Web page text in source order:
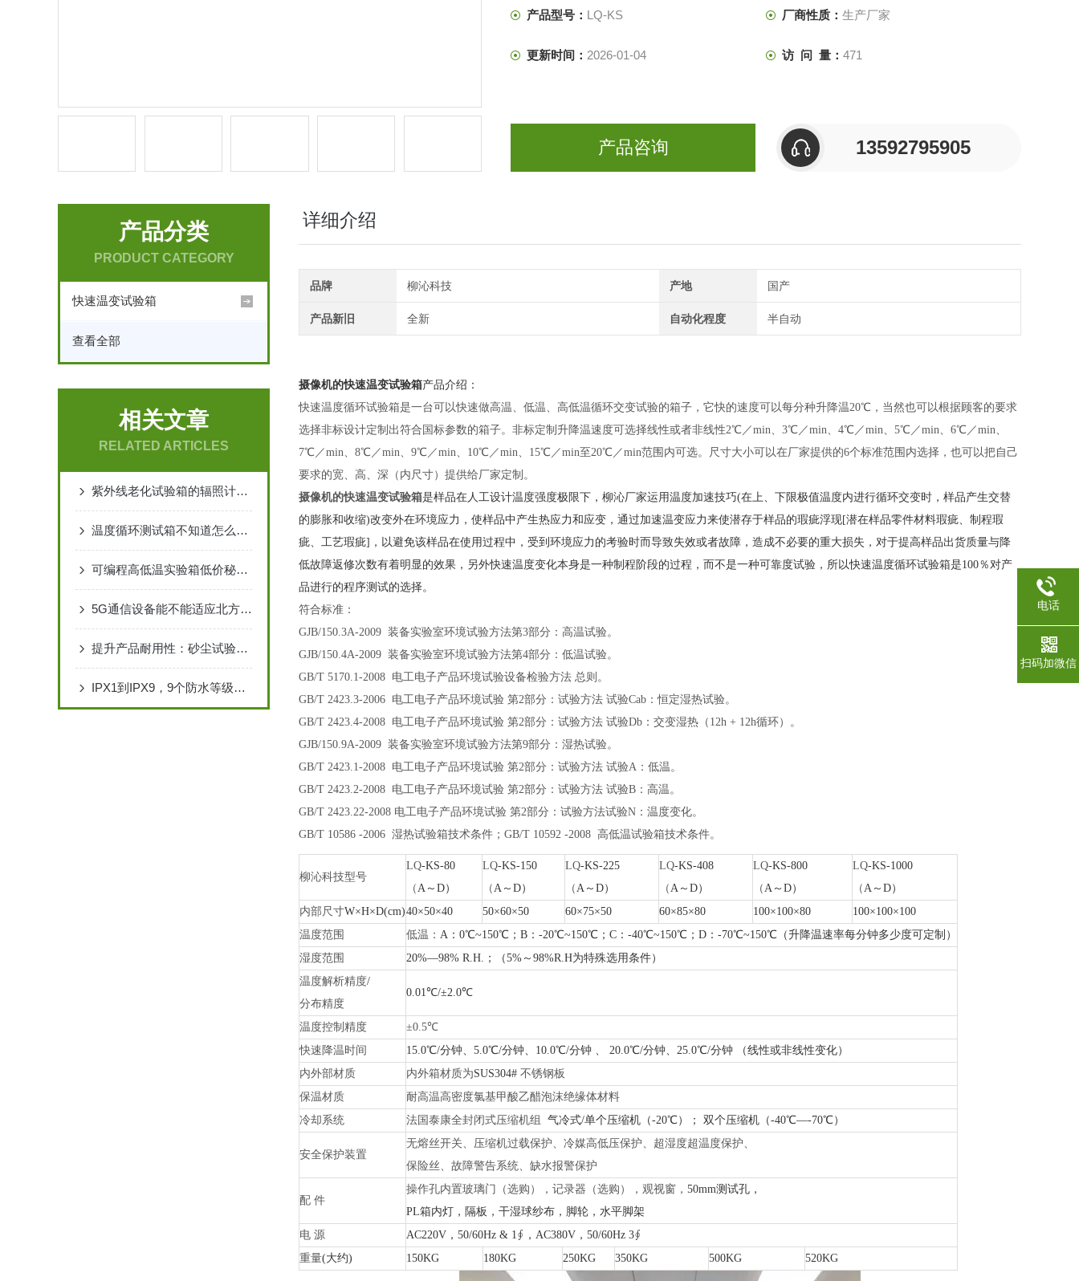
产品型号： LQ-KS 厂商性质： 生产厂家
更新时间： 2026-01-04 访 问 量： 471
产品咨询 13592795905
产品分类
PRODUCT CATEGORY
快速温变试验箱
查看全部
相关文章
RELATED ARTICLES
紫外线老化试验箱的辐照计作用
温度循环测试箱不知道怎么保养吗
可编程高低温实验箱低价秘密大公开
5G通信设备能不能适应北方冬天的温差？这台设备说了算
提升产品耐用性：砂尘试验箱在质量控制中的重要作用
IPX1到IPX9，9个防水等级，你的产品能过到第几级？
详细介绍
品牌 柳沁科技 产地 国产
产品新旧 全新 自动化程度 半自动
摄像机的快速温变试验箱产品介绍：
快速温度循环试验箱是一台可以快速做高温、低温、高低温循环交变试验的箱子，它快的速度可以每分种升降温20℃，当然也可以根据顾客的要求
选择非标设计定制出符合国标参数的箱子。非标定制升降温速度可选择线性或者非线性2℃／min、3℃／min、4℃／min、5℃／min、6℃／min、
7℃／min、8℃／min、9℃／min、10℃／min、15℃／min至20℃／min范围内可选。尺寸大小可以在厂家提供的6个标准范围内选择，也可以把自己
要求的宽、高、深（内尺寸）提供给厂家定制。
摄像机的快速温变试验箱是样品在人工设计温度强度极限下，柳沁厂家运用温度加速技巧(在上、下限极值温度内进行循环交变时，样品产生交替
的膨胀和收缩)改变外在环境应力，使样品中产生热应力和应变，通过加速温变应力来使潜存于样品的瑕疵浮现[潜在样品零件材料瑕疵、制程瑕
疵、工艺瑕疵]，以避免该样品在使用过程中，受到环境应力的考验时而导致失效或者故障，造成不必要的重大损失，对于提高样品出货质量与降
低故障返修次数有着明显的效果，另外快速温度变化本身是一种制程阶段的过程，而不是一种可靠度试验，所以快速温度循环试验箱是100％对产
品进行的程序测试的选择。
符合标准：
GJB/150.3A-2009 装备实验室环境试验方法第3部分：高温试验。
GJB/150.4A-2009 装备实验室环境试验方法第4部分：低温试验。
GB/T 5170.1-2008 电工电子产品环境试验设备检验方法 总则 。
GB/T 2423.3-2006 电工电子产品环境试验 第2部分：试验方法 试验Cab：恒定湿热试验。
GB/T 2423.4-2008 电工电子产品环境试验 第2部分：试验方法 试验Db：交变湿热（12h + 12h循环） 。
GJB/150.9A-2009 装备实验室环境试验方法第9部分：湿热试验。
GB/T 2423.1-2008 电工电子产品环境试验 第2部分：试验方法 试验A：低温。
GB/T 2423.2-2008 电工电子产品环境试验 第2部分：试验方法 试验B：高温。
GB/T 2423.22-2008 电工电子产品环境试验 第2部分：试验方法试验N：温度变化。
GB/T 10586 -2006 湿热试验箱技术条件；GB/T 10592 -2008 高低温试验箱技术条件。
柳沁科技型号
LQ-KS-80
（A～D）
LQ-KS-150
（A～D）
LQ-KS-225
（A～D）
LQ-KS-408
（A～D）
LQ-KS-800
（A～D）
LQ-KS-1000
（A～D）
内部尺寸W×H×D(cm)40×50×40 50×60×50 60×75×50 60×85×80 100×100×80
100×100×100
温度范围
低温： A：0℃~150℃；B：-20℃~150℃；C：-40℃~150℃；D：-70℃~150℃（升降温速率每分钟多少度可定制）
湿度范围
20%—98% R.H.；（5%～98%R.H为特殊选用条件）
温度解析精度/
分布精度
0.01℃/±2.0℃
温度控制精度
±0.5℃
快速降温时间
15.0℃/分钟、5.0℃/分钟、10.0℃/分钟 、 20.0℃/分钟、25.0℃/分钟 （线性或非线性变化）
内外部材质
内外箱材质为SUS304# 不锈钢板
保温材质
耐高温高密度氯基甲酸乙醋泡沫绝缘体材料
冷却系统
法国泰康全封闭式压缩机组 气冷式/单个压缩机（-20℃）； 双个压缩机（-40℃—-70℃）
安全保护装置
无熔丝开关、压缩机过载保护、冷媒高低压保护、超湿度超温度保护、
保险丝、故障警告系统、缺水报警保护
配 件
操作孔内置玻璃门（选购），记录器（选购），观视窗， 50mm测试孔，
PL箱内灯，隔板，干湿球纱布，脚轮，水平脚架
电 源
AC220V，50/60Hz & 1∮，AC380V，50/60Hz 3∮
重量(大约) 150KG 180KG 250KG 350KG 500KG 520KG
电话
扫码加微信